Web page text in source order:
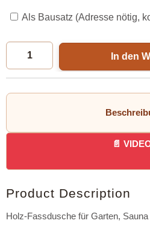
Als Bausatz (Adresse nötig,
In den
Product Description
Holz-Fassdusche für Garten,